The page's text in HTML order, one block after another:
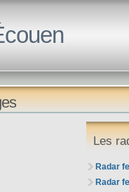
Les
Radar
Radar